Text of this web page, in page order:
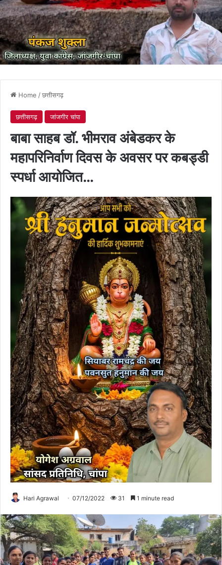
Home /छत्तीसगढ़
छत्तीसगढ़ जांजगीर चांपा
बाबा साहब डॉ. भीमराव अंबेडकर के
महापरिनिर्वाण दिवस के अवसर पर कबड्डी
स्पर्धा आयोजित…
Hari Agrawal 07/12/2022 31 1 minute read